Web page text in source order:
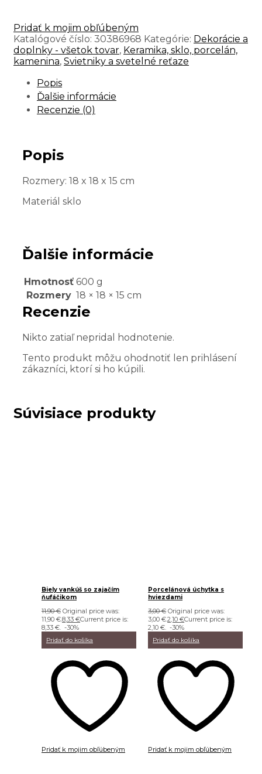
Pridať k mojim obľúbeným
Katalógové číslo: 30386968 Kategórie: Dekorácie a
doplnky - všetok tovar, Keramika, sklo, porcelán,
kamenina, Svietniky a svetelné reťaze
Popis
Ďalšie informácie
Recenzie (0)
Popis
Rozmery: 18 x 18 x 15 cm
Materiál sklo
Ďalšie informácie
Hmotnosť 600 g
Rozmery 18 × 18 × 15 cm
Recenzie
Nikto zatiaľ nepridal hodnotenie.
Tento produkt môžu ohodnotiť len prihlásení
zákazníci, ktorí si ho kúpili.
Súvisiace produkty
Biely vankúš so zajačím
ňufáčikom
11,90€ Original price was:
11,90 €.8,33 €Current price is:
8,33 €. -30%
Pridať do košíka
Pridať k mojim obľúbeným
Porcelánová úchytka s
hviezdami
3,00€ Original price was:
3,00 €.2,10€Current price is:
2,10 €. -30%
Pridať do košíka
Pridať k mojim obľúbeným